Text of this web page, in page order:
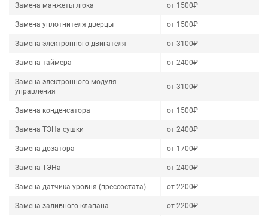
Замена манжеты люка от 1500₽
Замена уплотнителя дверцы от 1500₽
Замена электронного двигателя от 3100₽
Замена таймера от 2400₽
Замена электронного модуля
управления
от 3100₽
Замена конденсатора от 1500₽
Замена ТЭНа сушки от 2400₽
Замена дозатора от 1700₽
Замена ТЭНа от 2400₽
Замена датчика уровня (прессостата) от 2200₽
Замена заливного клапана от 2200₽